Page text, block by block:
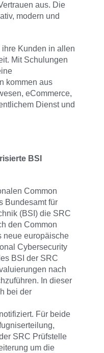
aus. Die
modern und
Kunden in allen
Mit Schulungen
kommen aus
eCommerce,
Dienst und
BSI
Common
Bundesamt für
(BSI) die SRC
den Common
neue europäische
Cybersecurity
BSI der SRC
nach
In dieser
bei der
Für beide
SRC Prüfstelle
um die